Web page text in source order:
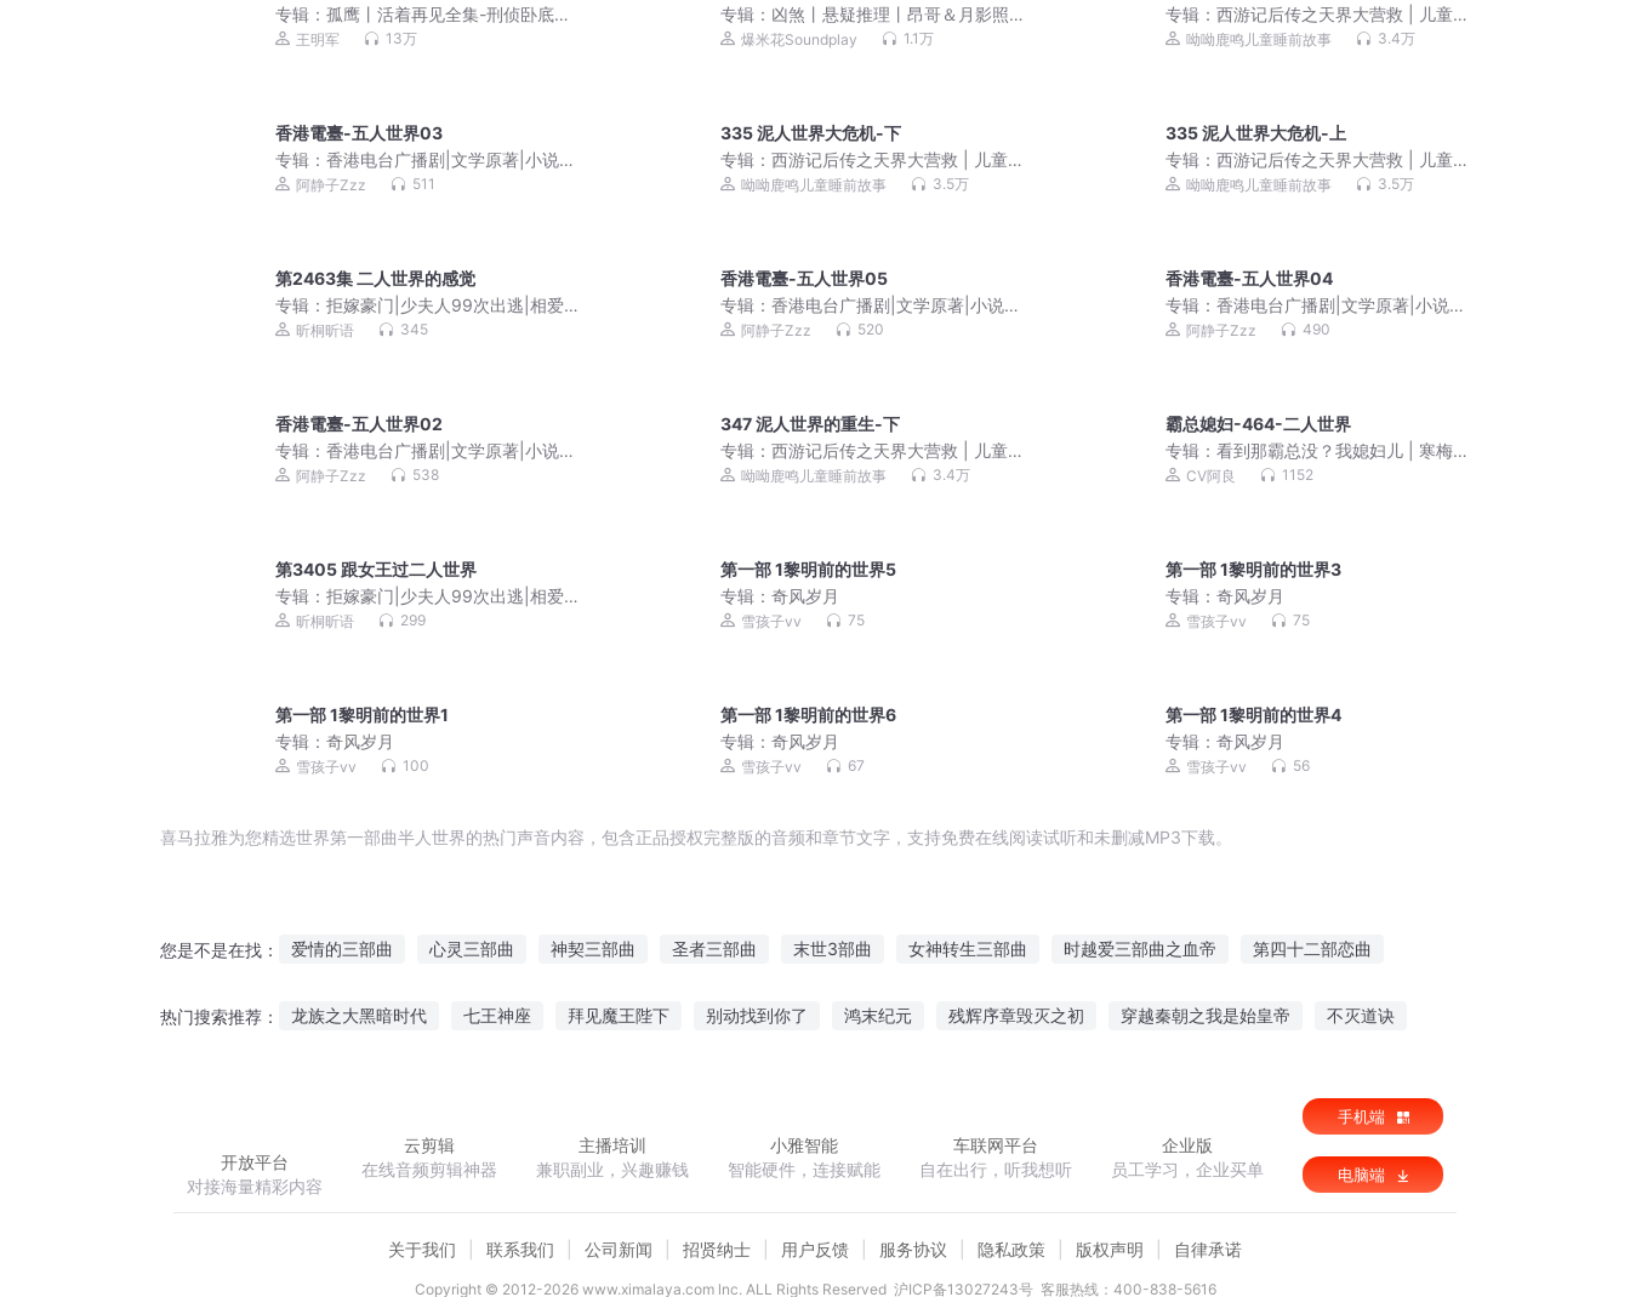
专辑： 孤鹰丨活着再见全集-刑侦卧底类|
作者邵雪城|演播王明军&小曾
王明军 13万
专辑： 凶煞丨悬疑推理丨昂哥＆月影照
留年＆盗愁丨精品多人有声
爆米花Soundplay 1.1万
专辑：西游记后传之天界大营救 | 儿童
睡前故事
呦呦鹿鸣儿童睡前故事 3.4万
香港電臺-五人世界03
专辑： 香港电台广播剧|文学原著|小说改
编|粤语经典
阿静子Zzz 511
335 泥人世界大危机-下
专辑：西游记后传之天界大营救 | 儿童
睡前故事
呦呦鹿鸣儿童睡前故事 3.5万
335 泥人世界大危机-上
专辑：西游记后传之天界大营救 | 儿童
睡前故事
呦呦鹿鸣儿童睡前故事 3.5万
第2463集 二人世界的感觉
专辑： 拒嫁豪门|少夫人99次出逃|相爱
相杀|都市玄幻|霸总开炮抢婚|初恋变狼
昕桐昕语 345
香港電臺-五人世界05
专辑：香港电台广播剧|文学原著|小说改
编|粤语经典
阿静子Zzz 520
香港電臺-五人世界04
专辑：香港电台广播剧|文学原著|小说改
编|粤语经典
阿静子Zzz 490
香港電臺-五人世界02
专辑： 香港电台广播剧|文学原著|小说改
编|粤语经典
阿静子Zzz 538
347 泥人世界的重生-下
专辑：西游记后传之天界大营救 | 儿童
睡前故事
呦呦鹿鸣儿童睡前故事 3.4万
霸总媳妇-464-二人世界
专辑：看到那霸总没？我媳妇儿 | 寒梅
墨香 | 阿良&裂神 | 双总裁 | 爆笑甜宠
CV阿良 1152
第3405 跟女王过二人世界
专辑： 拒嫁豪门|少夫人99次出逃|相爱
相杀|都市玄幻|霸总开炮抢婚|初恋变狼
昕桐昕语 299
第一部 1黎明前的世界5
专辑：奇风岁月
雪孩子vv 75
第一部 1黎明前的世界3
专辑：奇风岁月
雪孩子vv 75
第一部 1黎明前的世界1
专辑： 奇风岁月
雪孩子vv 100
第一部 1黎明前的世界6
专辑：奇风岁月
雪孩子vv 67
第一部 1黎明前的世界4
专辑：奇风岁月
雪孩子vv 56
喜马拉雅为您精选世界第一部曲半人世界的热门声音内容，包含正品授权完整版的音频和章节文字，支持免费在线阅读试听和未删减MP3下载。
您是不是在找： 爱情的三部曲 心灵三部曲 神契三部曲 圣者三部曲 末世3部曲 女神转生三部曲 时越爱三部曲之血帝 第四十二部恋曲
热门搜索推荐： 龙族之大黑暗时代 七王神座 拜见魔王陛下 别动找到你了 鸿末纪元 残辉序章毁灭之初 穿越秦朝之我是始皇帝 不灭道诀
开放平台
对接海量精彩内容
云剪辑
在线音频剪辑神器
主播培训
兼职副业，兴趣赚钱
小雅智能
智能硬件，连接赋能
车联网平台
自在出行，听我想听
企业版
员工学习，企业买单
手机端
电脑端
关于我们 联系我们 公司新闻 招贤纳士 用户反馈 服务协议 隐私政策 版权声明 自律承诺
Copyright © 2012-2026www.ximalaya.com lnc. ALL Rights Reserved 沪ICP备13027243号 客服热线：400-838-5616